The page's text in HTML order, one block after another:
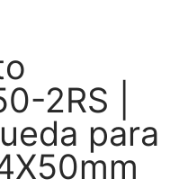
2RS |
para